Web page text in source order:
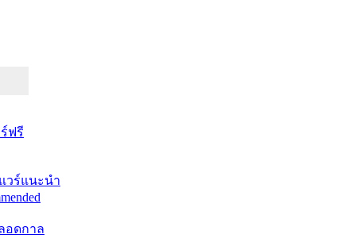
ฟรี
วร์แนะนำ
อดกาล